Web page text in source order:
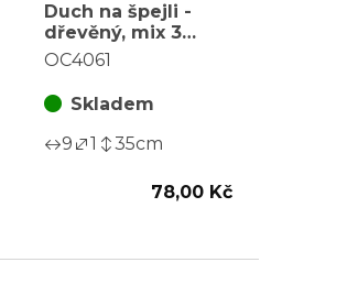
Duch na špejli -
dřevěný, mix 3
barev, cena za
OC4061
Skladem
9
1 35cm
78,00 Kč